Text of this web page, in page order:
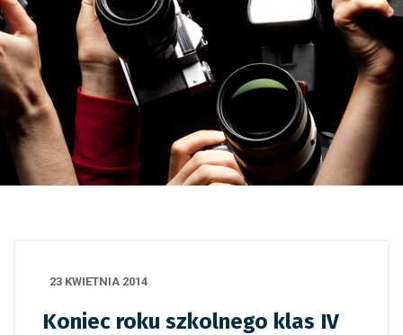
23 KWIETNIA 2014
Koniec roku szkolnego klas IV